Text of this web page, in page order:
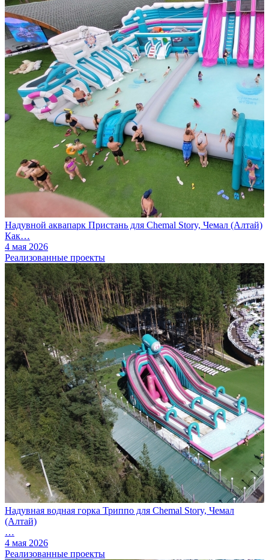
Надувной аквапарк Пристань для Chemal Story, Чемал (Алтай)
Как…
4 мая 2026
Реализованные проекты
Надувная водная горка Триппо для Chemal Story, Чемал
(Алтай)
…
4 мая 2026
Реализованные проекты